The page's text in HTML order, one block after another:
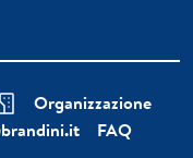
Organizzazione
FAQ